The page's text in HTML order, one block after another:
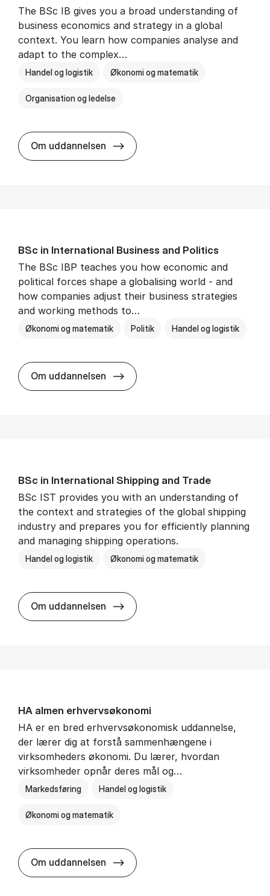
The BSc IB gives you a broad understanding of
business economics and strategy in a global
context. You learn how companies analyse and
adapt to the complex…
Handel og logistik Økonomi og matematik
Organisation og ledelse
Om uddannelsen BSc in In­ter­na­tion­al Busi­ness
BSc in In­ter­na­tion­al Busi­ness and Polit­ics
The BSc IBP teaches you how economic and
political forces shape a globalising world - and
how companies adjust their business strategies
and working methods to…
Økonomi og matematik Politik Handel og logistik
Om uddannelsen BSc in In­ter­na­tion­al Busi­ness
BSc in In­ter­na­tion­al Ship­ping and Trade
BSc IST provides you with an understanding of
the context and strategies of the global shipping
industry and prepares you for efficiently planning
and managing shipping operations.
Handel og logistik Økonomi og matematik
Om uddannelsen BSc in In­ter­na­tion­al Ship­ping
HA al­men erhvervs­økonomi
HA er en bred erhvervsøkonomisk uddannelse,
der lærer dig at forstå sammenhængene i
virksomheders økonomi. Du lærer, hvordan
virksomheder opnår deres mål og…
Markedsføring Handel og logistik
Økonomi og matematik
Om uddannelsen HA al­men erhvervs­økonomi